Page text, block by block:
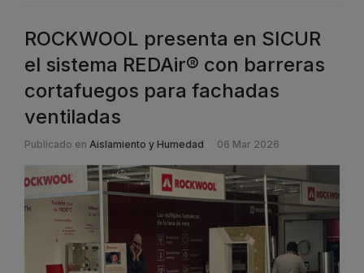
ROCKWOOL presenta en SICUR
el sistema REDAir® con barreras
cortafuegos para fachadas
ventiladas
Publicado en Aislamiento y Humedad 06 Mar 2026